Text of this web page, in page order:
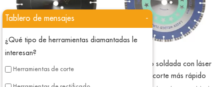
Hoja turbo soldada con láser
para un corte más rápido
Tablero de mensajes -
¿Qué tipo de herramientas diamantadas le
interesan?
Herramientas de corte